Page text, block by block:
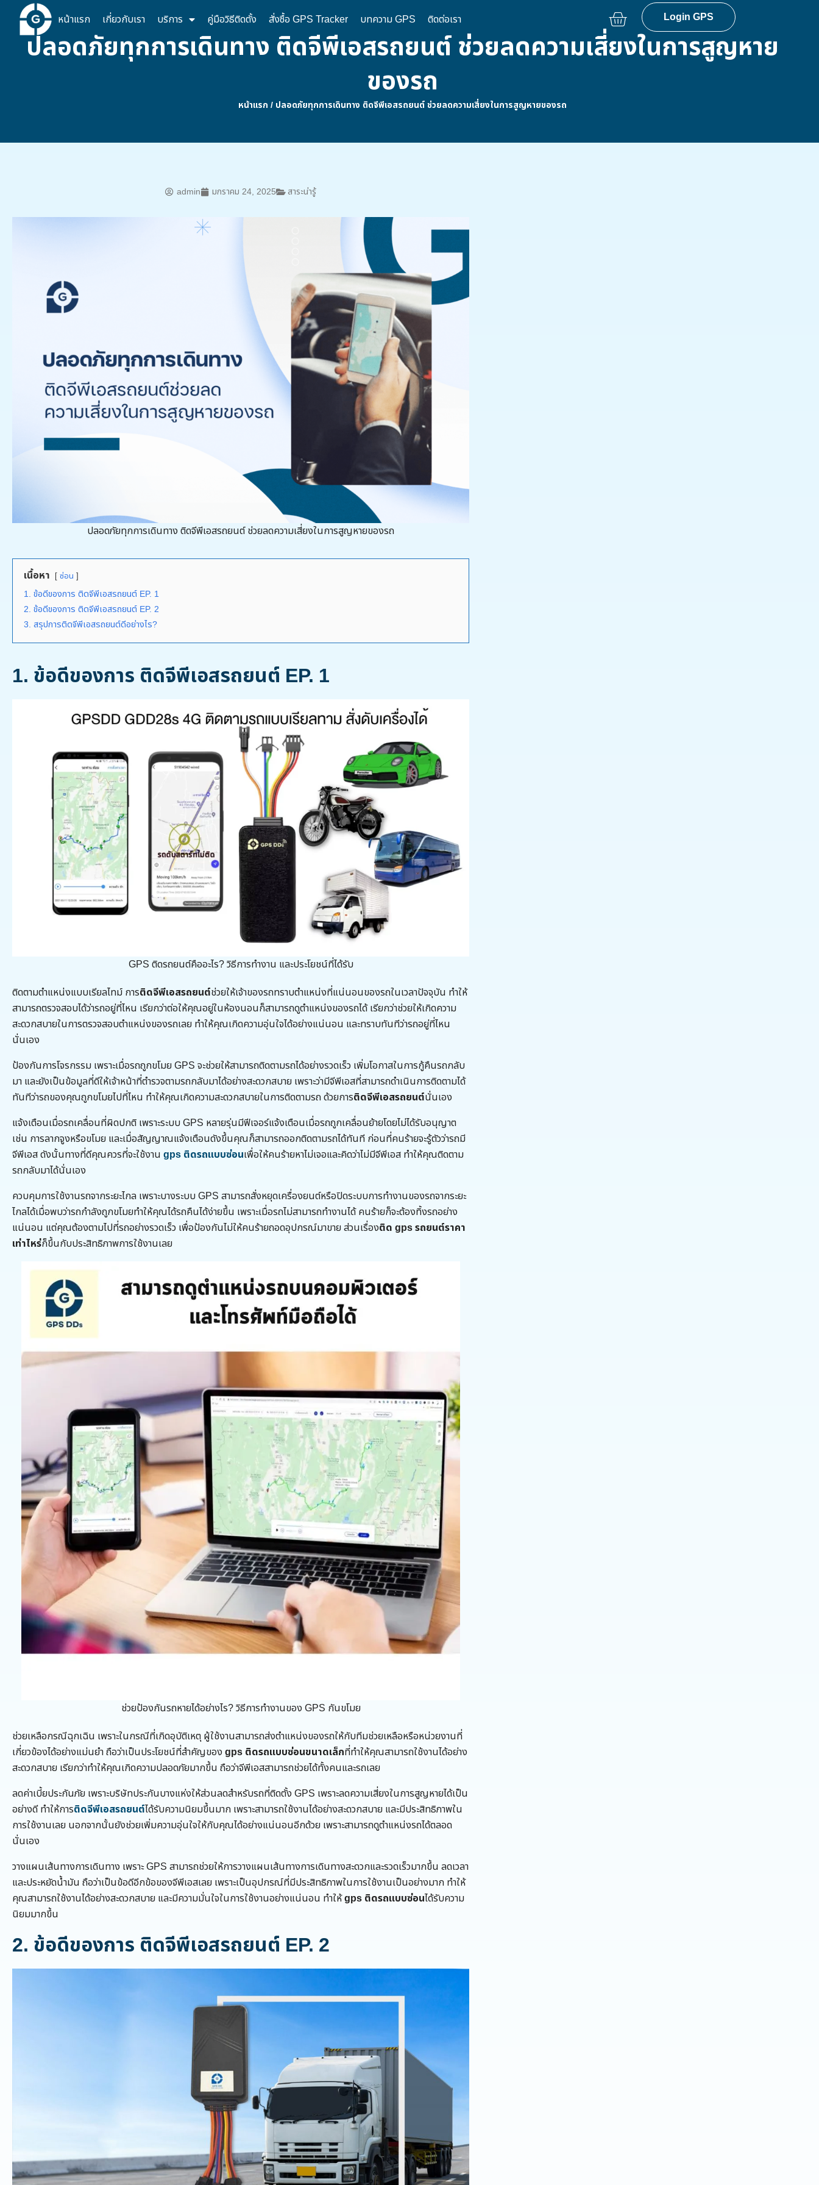
หน้าแรก เกี่ยวกับเรา บริการ คู่มือวิธีติดตั้ง สั่งซื้อ GPS Tracker บทความ GPS ติดต่อเรา Login GPS
ปลอดภัยทุกการเดินทาง ติดจีพีเอสรถยนต์ ช่วยลดความเสี่ยงในการสูญหาย
ของรถ
หน้าแรก / ปลอดภัยทุกการเดินทาง ติดจีพีเอสรถยนต์ ช่วยลดความเสี่ยงในการสูญหายของรถ
admin มกราคม 24, 2025 สาระน่ารู้
ปลอดภัยทุกการเดินทาง ติดจีพีเอสรถยนต์ ช่วยลดความเสี่ยงในการสูญหายของรถ
เนื้อหา ซ่อน
1. ข้อดีของการ ติดจีพีเอสรถยนต์ EP. 1
2. ข้อดีของการ ติดจีพีเอสรถยนต์ EP. 2
3. สรุปการติดจีพีเอสรถยนต์ดีอย่างไร?
1. ข้อดีของการ ติดจีพีเอสรถยนต์ EP. 1
GPS ติดรถยนต์คืออะไร? วิธีการทำงาน และประโยชน์ที่ได้รับ
ติดตามตำแหน่งแบบเรียลไทม์ การติดจีพีเอสรถยนต์ช่วยให้เจ้าของรถทราบตำแหน่งที่แน่นอนของรถในเวลาปัจจุบัน ทำให้
สามารถตรวจสอบได้ว่ารถอยู่ที่ไหน เรียกว่าต่อให้คุณอยู่ในห้องนอนก็สามารถดูตำแหน่งของรถได้ เรียกว่าช่วยให้เกิดความ
สะดวกสบายในการตรวจสอบตำแหน่งของรถเลย ทำให้คุณเกิดความอุ่นใจได้อย่างแน่นอน และทราบทันทีว่ารถอยู่ที่ไหน
นั่นเอง
ป้องกันการโจรกรรม เพราะเมื่อรถถูกขโมย GPS จะช่วยให้สามารถติดตามรถได้อย่างรวดเร็ว เพิ่มโอกาสในการกู้คืนรถกลับ
มา และยังเป็นข้อมูลที่ดีให้เจ้าหน้าที่ตำรวจตามรถกลับมาได้อย่างสะดวกสบาย เพราะว่ามีจีพีเอสที่สามารถดำเนินการติดตามได้
ทันทีว่ารถของคุณถูกขโมยไปที่ไหน ทำให้คุณเกิดความสะดวกสบายในการติดตามรถ ด้วยการติดจีพีเอสรถยนต์นั่นเอง
แจ้งเตือนเมื่อรถเคลื่อนที่ผิดปกติ เพราะระบบ GPS หลายรุ่นมีฟีเจอร์แจ้งเตือนเมื่อรถถูกเคลื่อนย้ายโดยไม่ได้รับอนุญาต
เช่น การลากจูงหรือขโมย และเมื่อสัญญาณแจ้งเตือนดังขึ้นคุณก็สามารถออกติดตามรถได้ทันที ก่อนที่คนร้ายจะรู้ตัวว่ารถมี
จีพีเอส ดังนั้นทางที่ดีคุณควรที่จะใช้งาน gps ติดรถแบบซ่อนเพื่อให้คนร้ายหาไม่เจอและคิดว่าไม่มีจีพีเอส ทำให้คุณติดตาม
รถกลับมาได้นั่นเอง
ควบคุมการใช้งานรถจากระยะไกล เพราะบางระบบ GPS สามารถสั่งหยุดเครื่องยนต์หรือปิดระบบการทำงานของรถจากระยะ
ไกลได้เมื่อพบว่ารถกำลังถูกขโมยทำให้คุณได้รถคืนได้ง่ายขึ้น เพราะเมื่อรถไม่สามารถทำงานได้ คนร้ายก็จะต้องทิ้งรถอย่าง
แน่นอน แต่คุณต้องตามไปที่รถอย่างรวดเร็ว เพื่อป้องกันไม่ให้คนร้ายถอดอุปกรณ์มาขาย ส่วนเรื่องติด gps รถยนต์ราคา
เท่าไหร่ก็ขึ้นกับประสิทธิภาพการใช้งานเลย
ช่วยป้องกันรถหายได้อย่างไร? วิธีการทำงานของ GPS กันขโมย
ช่วยเหลือกรณีฉุกเฉิน เพราะในกรณีที่เกิดอุบัติเหตุ ผู้ใช้งานสามารถส่งตำแหน่งของรถให้กับทีมช่วยเหลือหรือหน่วยงานที่
เกี่ยวข้องได้อย่างแม่นยำ ถือว่าเป็นประโยชน์ที่สำคัญของ gps ติดรถแบบซ่อนขนาดเล็กที่ทำให้คุณสามารถใช้งานได้อย่าง
สะดวกสบาย เรียกว่าทำให้คุณเกิดความปลอดภัยมากขึ้น ถือว่าจีพีเอสสามารถช่วยได้ทั้งคนและรถเลย
ลดค่าเบี้ยประกันภัย เพราะบริษัทประกันบางแห่งให้ส่วนลดสำหรับรถที่ติดตั้ง GPS เพราะลดความเสี่ยงในการสูญหายได้เป็น
อย่างดี ทำให้การติดจีพีเอสรถยนต์ได้รับความนิยมขึ้นมาก เพราะสามารถใช้งานได้อย่างสะดวกสบาย และมีประสิทธิภาพใน
การใช้งานเลย นอกจากนั้นยังช่วยเพิ่มความอุ่นใจให้กับคุณได้อย่างแน่นอนอีกด้วย เพราะสามารถดูตำแหน่งรถได้ตลอด
นั่นเอง
วางแผนเส้นทางการเดินทาง เพราะ GPS สามารถช่วยให้การวางแผนเส้นทางการเดินทางสะดวกและรวดเร็วมากขึ้น ลดเวลา
และประหยัดน้ำมัน ถือว่าเป็นข้อดีอีกข้อของจีพีเอสเลย เพราะเป็นอุปกรณ์ที่มีประสิทธิภาพในการใช้งานเป็นอย่างมาก ทำให้
คุณสามารถใช้งานได้อย่างสะดวกสบาย และมีความมั่นใจในการใช้งานอย่างแน่นอน ทำให้gps ติดรถแบบซ่อนได้รับความ
นิยมมากขึ้น
2. ข้อดีของการ ติดจีพีเอสรถยนต์ EP. 2